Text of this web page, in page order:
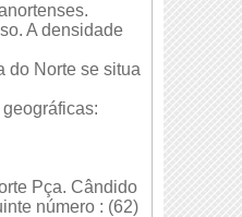
A densidade
do Norte se situa
Pça. Cândido
número : (62)